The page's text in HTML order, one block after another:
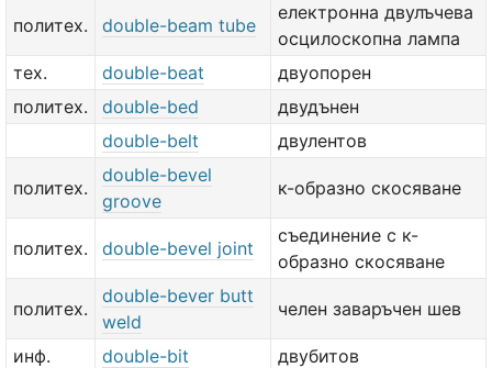
политех. double-beam tube
електронна двулъчева
осцилоскопна лампа
тех.
double-beat
двуопорен
политех.
double-bed
двудънен
double-belt
двулентов
политех.
double-bevel
groove
к-образно скосяване
политех. double-bevel joint
съединение с к-
образно скосяване
политех.
double-bever butt
weld
челен заваръчен шев
инф. double-bit
двубитов